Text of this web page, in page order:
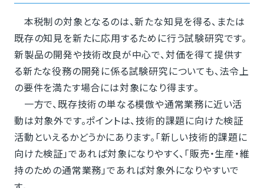
本税制の対象となるのは、新たな知見を得る、または
既存の知見を新たに応用するために行う試験研究です。
新製品の開発や技術改良が中心で、対価を得て提供す
る新たな役務の開発に係る試験研究についても、法令上
の要件を満たす場合には対象になり得ます。
一方で、既存技術の単なる模倣や通常業務に近い活
動は対象外です。ポイントは、技術的課題に向けた検証
活動といえるかどうかにあります。「新しい技術的課題に
向けた検証」であれば対象になりやすく、「販売・生産・維
持のための通常業務」であれば対象外になりやすいで